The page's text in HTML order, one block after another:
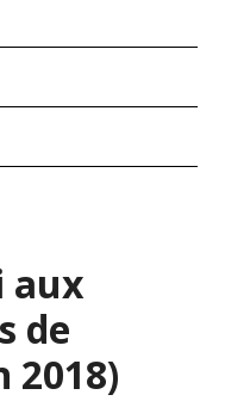
aux
de
2018)